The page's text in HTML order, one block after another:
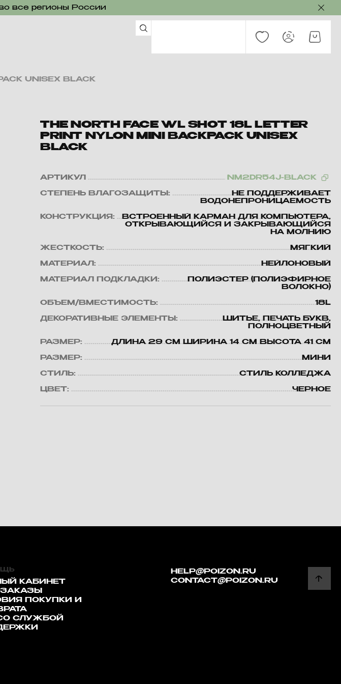
все регионы России
UNISEX BLACK
THE NORTH FACE WL SHOT 18L LETTER
PRINT NYLON MINI BACKPACK UNISEX
BLACK
АРТИКУЛ NM2DR54J-BLACK
СТЕПЕНЬ ВЛАГОЗАЩИТЫ:
НЕ ПОДДЕРЖИВАЕТ
ВОДОНЕПРОНИЦАЕМОСТЬ
КОНСТРУКЦИЯ:
ВСТРОЕННЫЙ КАРМАН ДЛЯ КОМПЬЮТЕРА,
ОТКРЫВАЮЩИЙСЯ И ЗАКРЫВАЮЩИЙСЯ
НА МОЛНИЮ
ЖЕСТКОСТЬ: МЯГКИЙ
МАТЕРИАЛ: НЕЙЛОНОВЫЙ
МАТЕРИАЛ ПОДКЛАДКИ:
ПОЛИЭСТЕР (ПОЛИЭФИРНОЕ
ВОЛОКНО)
ОБЪЕМ/ВМЕСТИМОСТЬ: 18L
ДЕКОРАТИВНЫЕ ЭЛЕМЕНТЫ:
ШИТЬЕ, ПЕЧАТЬ БУКВ,
ПОЛНОЦВЕТНЫЙ
РАЗМЕР: ДЛИНА 29 СМ ШИРИНА 14 СМ ВЫСОТА 41 СМ
РАЗМЕР: МИНИ
СТИЛЬ: СТИЛЬ КОЛЛЕДЖА
ЦВЕТ: ЧЕРНОЕ
HELP@POIZON.RU
CONTACT@POIZON.RU
КАБИНЕТ
ПОКУПКИ И
СЛУЖБОЙ